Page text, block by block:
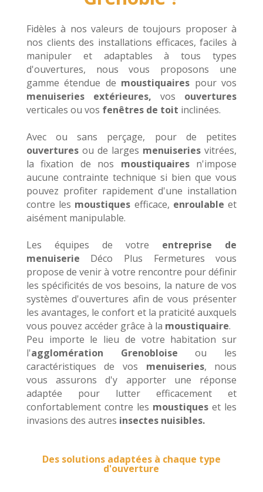
Fidèles à nos valeurs de toujours proposer à
nos clients des installations efficaces, faciles à
manipuler et adaptables à tous types
d'ouvertures, nous vous proposons une
gamme étendue de moustiquaires pour vos
menuiseries extérieures, vos ouvertures
verticales ou vos fenêtres de toit inclinées.
Avec ou sans perçage, pour de petites
ouverturesou de larges menuiseries vitrées,
la fixation de nos moustiquairesn'impose
aucune contrainte technique si bien que vous
pouvez profiter rapidement d'une installation
contre les moustiques efficace, enroulable et
aisément manipulable.
Les équipes de votre entreprise de
menuiserie Déco Plus Fermetures vous
propose de venir à votre rencontre pour définir
les spécificités de vos besoins, la nature de vos
systèmes d'ouvertures afin de vous présenter
les avantages, le confort et la praticité auxquels
vous pouvez accéder grâce à la moustiquaire.
Peu importe le lieu de votre habitation sur
l'agglomération Grenobloise ou les
caractéristiques de vos menuiseries, nous
vous assurons d'y apporter une réponse
adaptée pour lutter efficacement et
confortablement contre les moustiques et les
invasions des autres insectes nuisibles.
Des solutions adaptées à chaque type
d'ouverture